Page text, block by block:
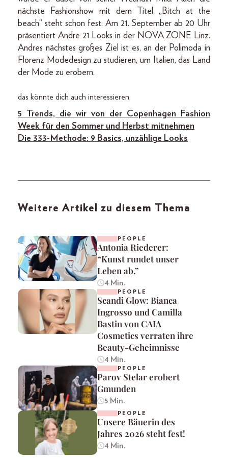
nächste Fashionshow mit dem Titel „Bitch at the
beach“ steht schon fest: Am 21. September ab 20 Uhr
präsentiert Andre 21 Looks in der NOVA ZONE Linz.
Andres nächstes großes Ziel ist es, an der Polimoda in
Florenz Modedesign zu studieren, um Italien, das Land
der Mode zu erobern.
das könnte dich auch interessieren:
5 Trends, die wir von der Copenhagen Fashion
Week für den Sommer und Herbst mitnehmen
Die 333-Methode: 9 Basics, unzählige Looks
Weitere Artikel zu diesem Thema
PEOPLE
Antonia Riederer:
“Kunst rundet unser
Leben ab.”
4 Min.
PEOPLE
Scandi Glow: Bianca
Ingrosso und Camilla
Bastin von CAIA
Cosmetics verraten ihre
Beauty-Geheimnisse
4 Min.
PEOPLE
Parov Stelar erobert
Gmunden
5 Min.
PEOPLE
Unsere Bäuerin des
Jahres 2026 steht fest!
4 Min.